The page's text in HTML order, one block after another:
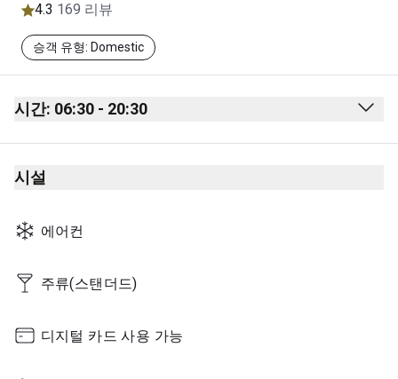
4.3 169 리뷰
승객 유형: Domestic
시간: 06:30 - 20:30
Monday 06:30 - 20:30
Tuesday
Thursday
Friday
Sunday
시설
에어컨
주류(스탠더드)
디지털 카드 사용 가능